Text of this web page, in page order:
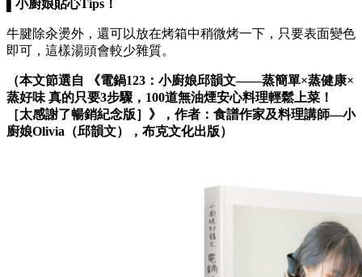
▌小廚娘貼心Tips！
牛腱除汆燙外，還可以放在烤箱中稍微烤一下，只要表面變色
即可，這樣湯頭會較少雜質。
（本文節選自 《電鍋123：小廚娘邱韻文——蒸簡單×蒸健康×
蒸好味 真的只要3步驟，100道無油煙安心料理輕鬆上菜！
［太感謝了暢銷紀念版］》，作者：食譜作家及料理講師—小
廚娘Olivia（邱韻文），布克文化出版）